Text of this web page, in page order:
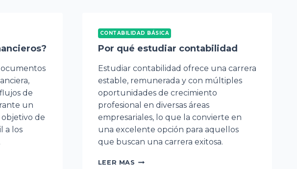
de
un
de
a los
CONTABILIDAD BÁSICA
Por qué estudiar contabilidad
Estudiar contabilidad ofrece una carrera
estable, remunerada y con múltiples
oportunidades de crecimiento
profesional en diversas áreas
empresariales, lo que la convierte en
una excelente opción para aquellos
que buscan una carrera exitosa.
LEER MAS POR